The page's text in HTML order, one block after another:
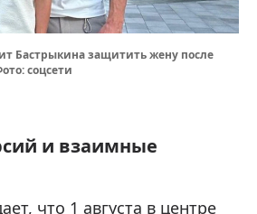
Бастрыкина защитить жену после
соцсети
и взаимные
что 1 августа в центре